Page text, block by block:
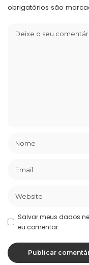
obrigatórios são
Salvar meus dados
eu comentar.